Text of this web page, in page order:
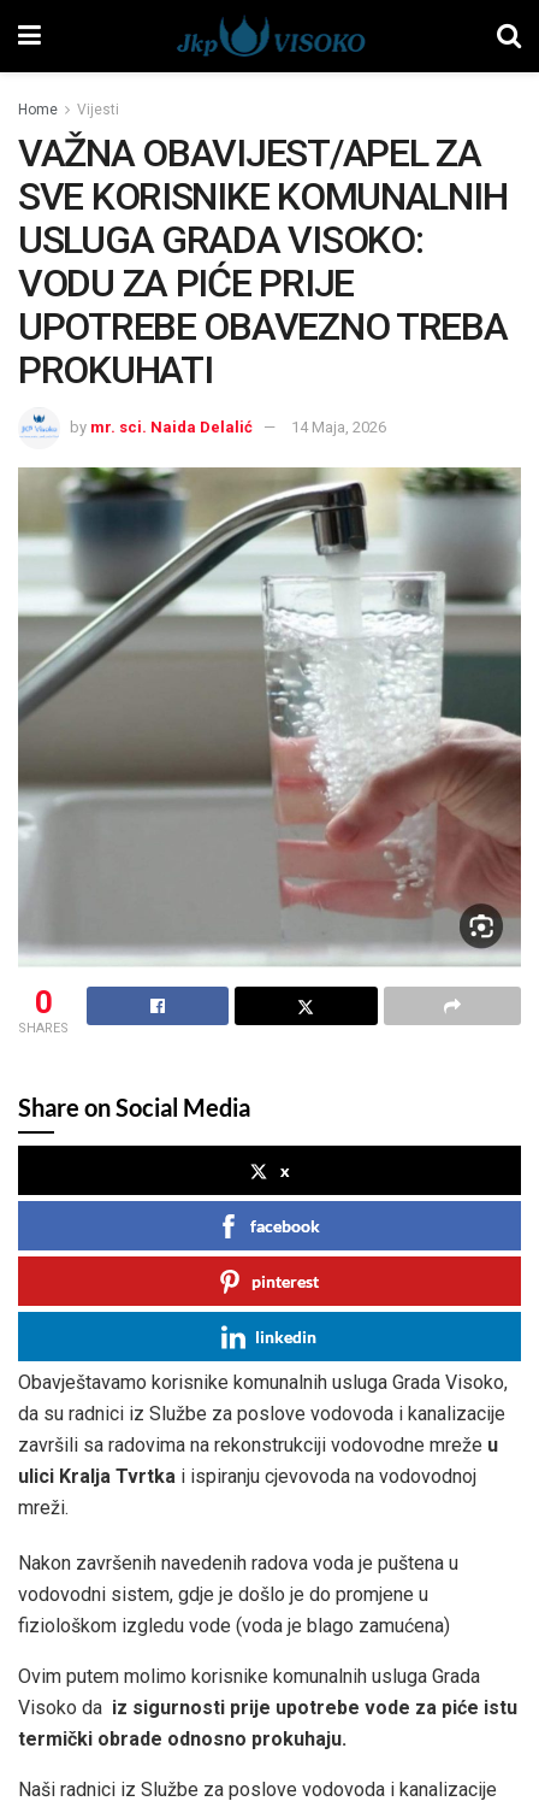
Home Vijesti
VAŽNA OBAVIJEST/APEL ZA
SVE KORISNIKE KOMUNALNIH
USLUGA GRADA VISOKO:
VODU ZA PIĆE PRIJE
UPOTREBE OBAVEZNO TREBA
PROKUHATI
by mr. sci. Naida Delalić 14 Maja, 2026
0
SHARES
Share on Social Media
x
facebook
pinterest
linkedin
Obavještavamo korisnike komunalnih usluga Grada Visoko,
da su radnici iz Službe za poslove vodovoda i kanalizacije
završili sa radovima na rekonstrukciji vodovodne mreže u
ulici Kralja Tvrtka i ispiranju cjevovoda na vodovodnoj
mreži.
Nakon završenih navedenih radova voda je puštena u
vodovodni sistem, gdje je došlo je do promjene u
fiziološkom izgledu vode (voda je blago zamućena)
Ovim putem molimo korisnike komunalnih usluga Grada
Visoko da iz sigurnosti prije upotrebe vode za piće istu
termički obrade odnosno prokuhaju.
Naši radnici iz Službe za poslove vodovoda i kanalizacije